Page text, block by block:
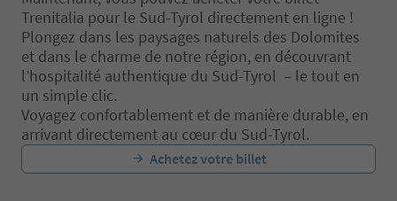
Trenitalia pour le Sud-Tyrol directement en ligne !
Plongez dans les paysages naturels des Dolomites
et dans le charme de notre région, en découvrant
l’hospitalité authentique du Sud-Tyrol – le tout en
un simple clic.
Voyagez confortablement et de manière durable, en
arrivant directement au cœur du Sud-Tyrol.
Achetez votre billet